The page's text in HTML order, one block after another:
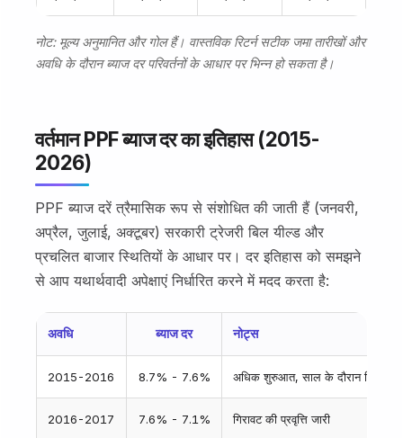
नोट: मूल्य अनुमानित और गोल हैं। वास्तविक रिटर्न सटीक जमा तारीखों और
अवधि के दौरान ब्याज दर परिवर्तनों के आधार पर भिन्न हो सकता है।
वर्तमान PPF ब्याज दर का इतिहास (2015-
2026)
PPF ब्याज दरें त्रैमासिक रूप से संशोधित की जाती हैं (जनवरी,
अप्रैल, जुलाई, अक्टूबर) सरकारी ट्रेजरी बिल यील्ड और
प्रचलित बाजार स्थितियों के आधार पर। दर इतिहास को समझने
से आप यथार्थवादी अपेक्षाएं निर्धारित करने में मदद करता है:
अवधि ब्याज दर नोट्स
2015-2016 8.7% - 7.6% अधिक शुरुआत, साल के दौरान गिरावट
2016-2017 7.6% - 7.1% गिरावट की प्रवृत्ति जारी